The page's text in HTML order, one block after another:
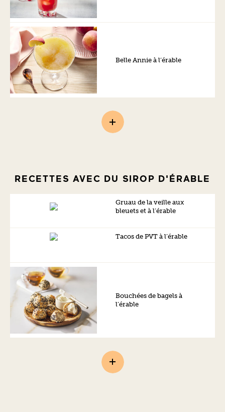
Belle Annie à l’érable
RECETTES AVEC DU SIROP D'ÉRABLE
Gruau de la veille aux
bleuets et à l’érable
Tacos de PVT à l’érable
Bouchées de bagels à
l’érable